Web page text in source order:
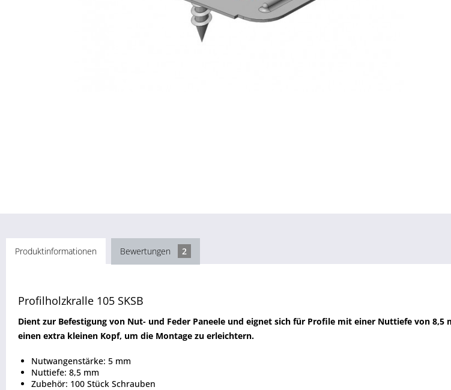
Produktinformationen Bewertungen 2
Profilholzkralle 105 SKSB
Dient zur Befestigung von Nut- und Feder Paneele und eignet sich für Profile mit einer Nuttiefe von
einen extra kleinen Kopf, um die Montage zu erleichtern.
Nutwangenstärke: 5 mm
Nuttiefe: 8,5 mm
Zubehör: 100 Stück Schrauben